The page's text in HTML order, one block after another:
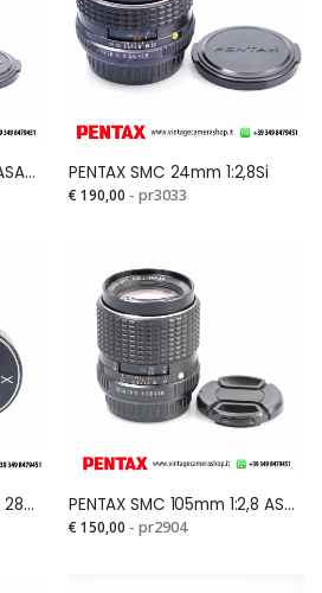
PENTAX SMC 18mm 1:3,5 ASAHISi PENTAX SMC 24mm 1:2,8Si
€ 190,00 - pr3033
PENTAX ASAHI SMC SHIFT 28mm 1:3,5 Si PENTAX SMC 105mm 1:2,8 ASAHI OPT.CO. JAPANSi
€ 150,00 - pr2904